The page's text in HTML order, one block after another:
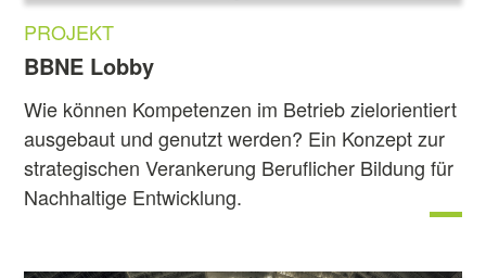
PROJEKT
BBNE Lobby
Wie können Kompetenzen im Betrieb zielorientiert
ausgebaut und genutzt werden? Ein Konzept zur
strategischen Verankerung Beruflicher Bildung für
Nachhaltige Entwicklung.